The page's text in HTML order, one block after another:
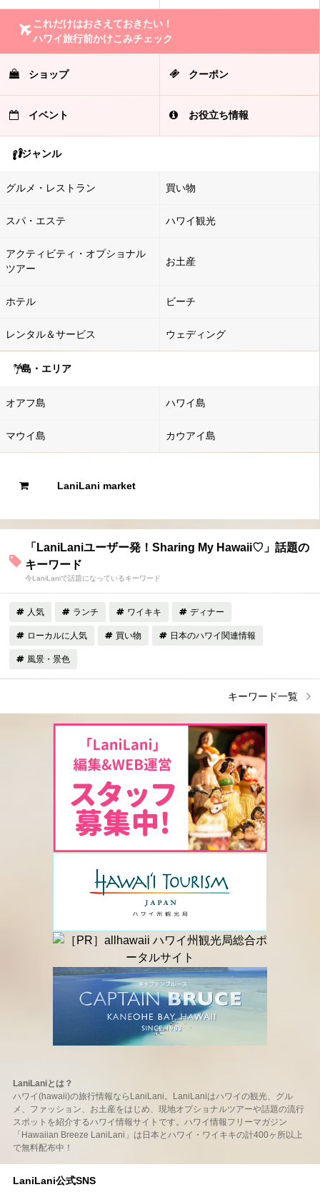
これだけはおさえておきたい！
ハワイ旅行前かけこみチェック
ショップ クーポン
イベント お役立ち情報
ジャンル
グルメ・レストラン 買い物
スパ・エステ ハワイ観光
アクティビティ・オプショナル
ツアー
お土産
ホテル ビーチ
レンタル＆サービス ウェディング
島・エリア
オアフ島 ハワイ島
マウイ島 カウアイ島
LaniLani market
「LaniLaniユーザー発！Sharing My Hawaii♡」話題の
キーワード
今LaniLaniで話題になっているキーワード
人気 ランチ ワイキキ ディナー
ローカルに人気 買い物 日本のハワイ関連情報
風景・景色
キーワード一覧
LaniLaniとは？
ハワイ(hawaii)の旅行情報ならLaniLani。LaniLaniはハワイの観光、グル
メ、ファッション、お土産をはじめ、現地オプショナルツアーや話題の流行
スポットを紹介するハワイ情報サイトです。ハワイ情報フリーマガジン
「Hawaiian Breeze LaniLani」は日本とハワイ・ワイキキの計400ヶ所以上
で無料配布中！
LaniLani公式SNS